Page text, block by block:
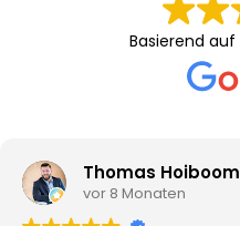
Basierend auf
Thomas Hoiboom
vor 8 Monaten